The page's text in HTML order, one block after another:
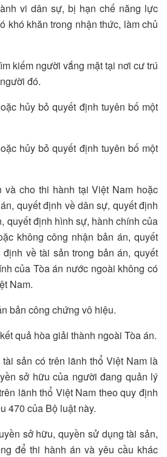
vi dân sự, bị hạn chế năng lực
khó khăn trong nhận thức, làm chủ
kiếm người vắng mặt tại nơi cư trú
đó.
hủy bỏ quyết định tuyên bố một
hủy bỏ quyết định tuyên bố một
và cho thi hành tại Việt Nam hoặc
quyết định về dân sự, quyết định
quyết định hình sự, hành chính của
không công nhận bản án, quyết
về tài sản trong bản án, quyết
của Tòa án nước ngoài không có
Nam.
bản công chứng vô hiệu.
quả hòa giải thành ngoài Tòa án.
sản có trên lãnh thổ Việt Nam là
sở hữu của người đang quản lý
lãnh thổ Việt Nam theo quy định
470 của Bộ luật này.
sở hữu, quyền sử dụng tài sản,
để thi hành án và yêu cầu khác